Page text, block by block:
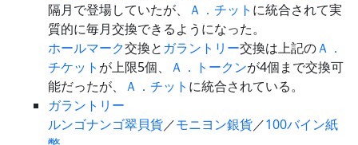
隔月で登場していたが、
Ａ．チット に統合されて実
質的に毎月交換できるようになった。
ホールマーク交換と ガラントリー交換は上記のＡ．
チケット が上限5個、 Ａ．トークンが4個まで交換可
能だったが、
Ａ．チット に統合されている。
ガラントリー
ルンゴナンゴ翠貝貨／モニヨン銀貨／100バイン紙